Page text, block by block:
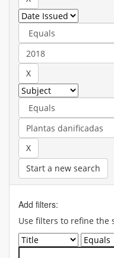
Start a new search
Add filters:
Use filters to refine the